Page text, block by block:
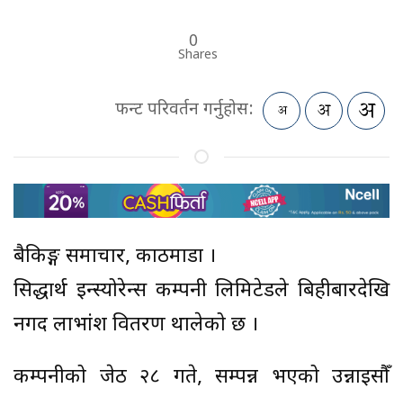
0
Shares
फन्ट परिवर्तन गर्नुहोस:
बैकिङ्ग समाचार, काठमाडौं ।
सिद्धार्थ इन्स्योरेन्स कम्पनी लिमिटेडले बिहीबारदेखि
नगद लाभांश वितरण थालेको छ ।
कम्पनीको जेठ २८ गते, सम्पन्न भएको उन्नाइसौँ